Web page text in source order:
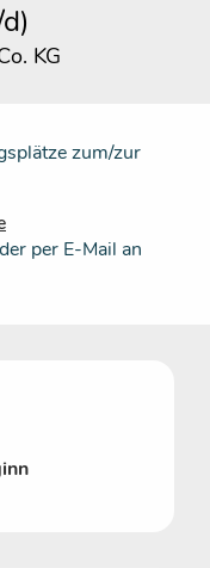
KG
zum/zur
per E-Mail an